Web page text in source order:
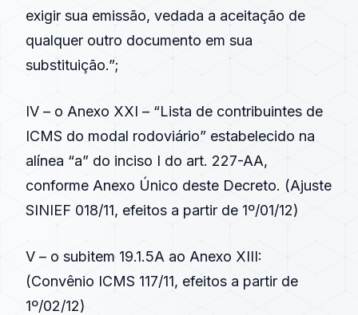
exigir sua emissão, vedada a aceitação de
qualquer outro documento em sua
substituição.”;
IV – o Anexo XXI – “Lista de contribuintes de
ICMS do modal rodoviário” estabelecido na
alínea “a” do inciso I do art. 227-AA,
conforme Anexo Único deste Decreto. (Ajuste
SINIEF 018/11, efeitos a partir de 1º/01/12)
V – o subitem 19.1.5A ao Anexo XIII:
(Convênio ICMS 117/11, efeitos a partir de
1º/02/12)